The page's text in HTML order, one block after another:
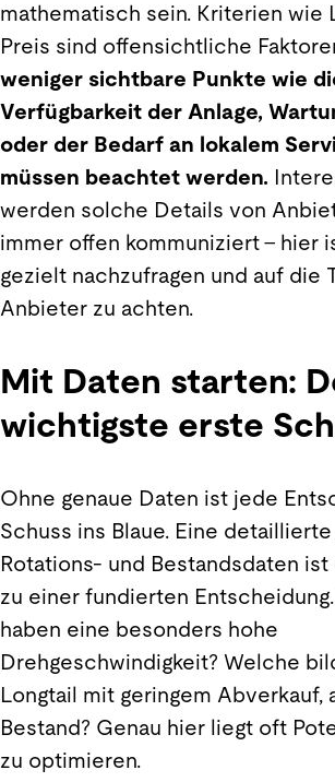
mathematisch sein. Kriterien wie
Preis sind offensichtliche
weniger sichtbare Punkte wie
Verfügbarkeit der Anlage,
oder der Bedarf an lokalem
müssen beachtet werden.
werden solche Details von
immer offen kommuniziert – hier
gezielt nachzufragen und auf die
Anbieter zu achten.
Mit Daten starten:
wichtigste erste
Ohne genaue Daten ist jede
Schuss ins Blaue. Eine
Rotations- und Bestandsdaten
zu einer fundierten
haben eine besonders hohe
Drehgeschwindigkeit? Welche
Longtail mit geringem Abverkauf,
Bestand? Genau hier liegt oft
zu optimieren.